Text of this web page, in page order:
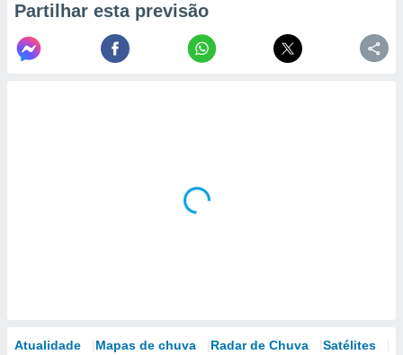
Partilhar esta previsão
Atualidade Mapas de chuva Radar de Chuva Satélites